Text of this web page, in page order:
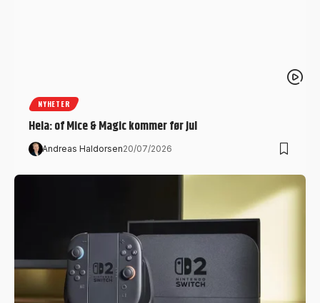
NYHETER
Hela: of Mice & Magic kommer før jul
Andreas Haldorsen20/07/2026